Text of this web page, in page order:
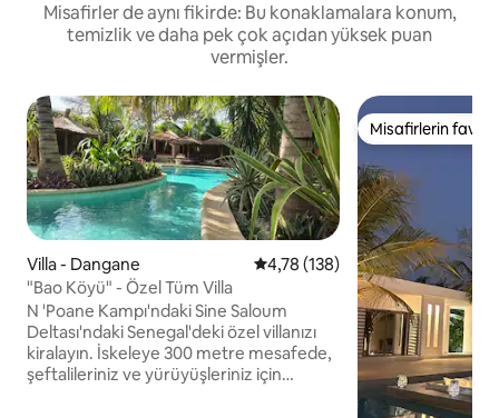
Misafirler de aynı fikirde: Bu konaklamalara konum,
temizlik ve daha pek çok açıdan yüksek puan
vermişler.
Villa - Dangane 5 üzerinden ortalama 4,78
4,78 (138)
"Bao Köyü" - Özel Tüm Villa
N 'Poane Kampı'ndaki Sine Saloum
Deltası'ndaki Senegal'deki özel villanızı
kiralayın. İskeleye 300 metre mesafede,
şeftalileriniz ve yürüyüşleriniz için
Misafirlerin
Misafirlerin